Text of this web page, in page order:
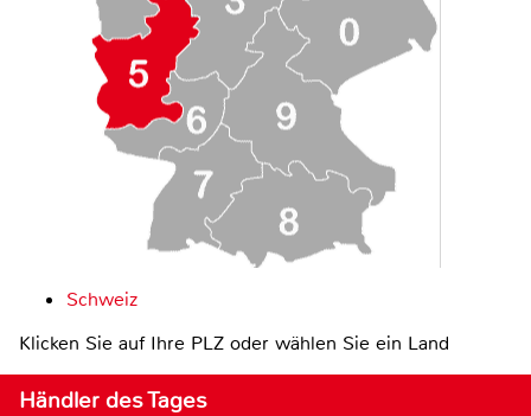
Schweiz
Klicken Sie auf Ihre PLZ oder wählen Sie ein Land
Händler des Tages